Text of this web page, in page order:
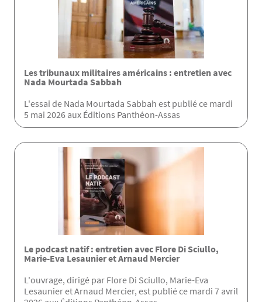
Les tribunaux militaires américains : entretien avec
Nada Mourtada Sabbah
L'essai de Nada Mourtada Sabbah est publié ce mardi
5 mai 2026 aux Éditions Panthéon-Assas
Le podcast natif : entretien avec Flore Di Sciullo,
Marie-Eva Lesaunier et Arnaud Mercier
L'ouvrage, dirigé par Flore Di Sciullo, Marie-Eva
Lesaunier et Arnaud Mercier, est publié ce mardi 7 avril